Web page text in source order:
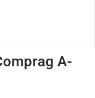
A-